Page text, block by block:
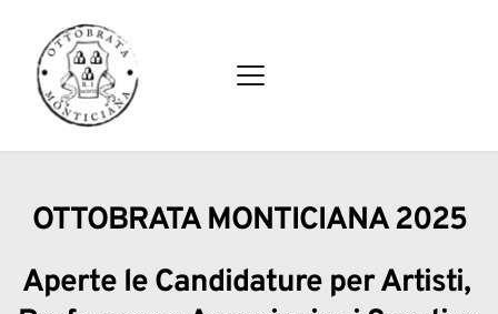
OTTOBRATA MONTICIANA 2025
Aperte le Candidature per Artisti,